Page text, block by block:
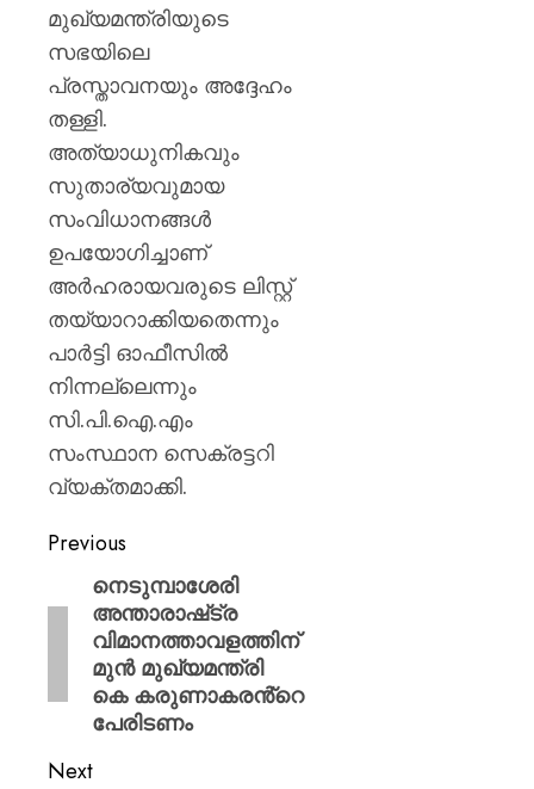
മുഖ്യമന്ത്രിയുടെ
സഭയിലെ
പ്രസ്താവനയും അദ്ദേഹം
തള്ളി.
അത്യാധുനികവും
സുതാര്യവുമായ
സംവിധാനങ്ങൾ
ഉപയോഗിച്ചാണ്
അർഹരായവരുടെ ലിസ്റ്റ്
തയ്യാറാക്കിയതെന്നും
പാർട്ടി ഓഫീസിൽ
നിന്നല്ലെന്നും
സി.പി.ഐ.എം
സംസ്ഥാന സെക്രട്ടറി
വ്യക്തമാക്കി.
Previous
നെടുമ്പാശേരി
അന്താരാഷ്‌ട്ര
വിമാനത്താവളത്തിന്
മുൻ മുഖ്യമന്ത്രി
കെ കരുണാകരൻ്റെ
പേരിടണം
Next